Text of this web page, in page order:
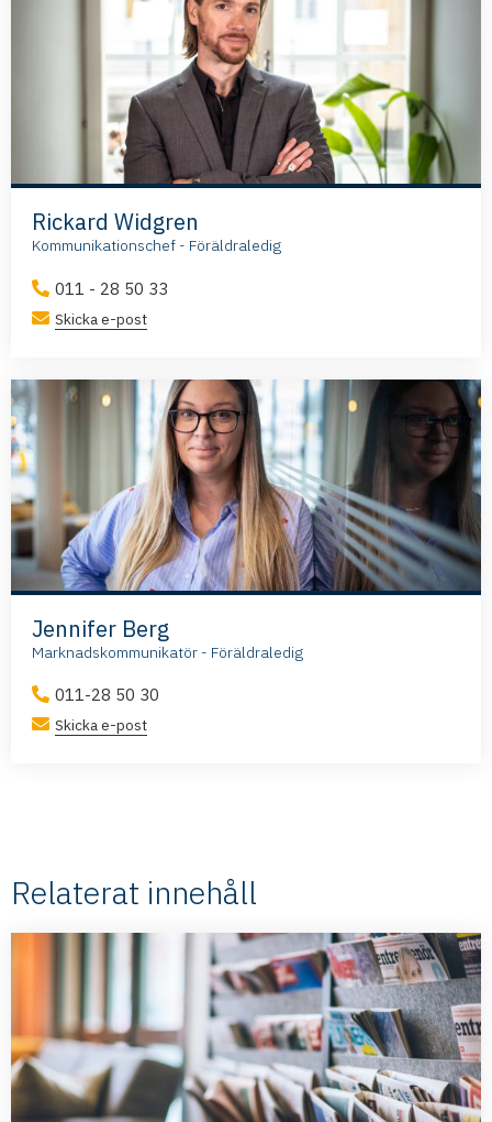
Rickard Widgren
Kommunikationschef - Föräldraledig
011 - 28 50 33
Skicka e-post
Jennifer Berg
Marknadskommunikatör - Föräldraledig
011-28 50 30
Skicka e-post
Relaterat innehåll